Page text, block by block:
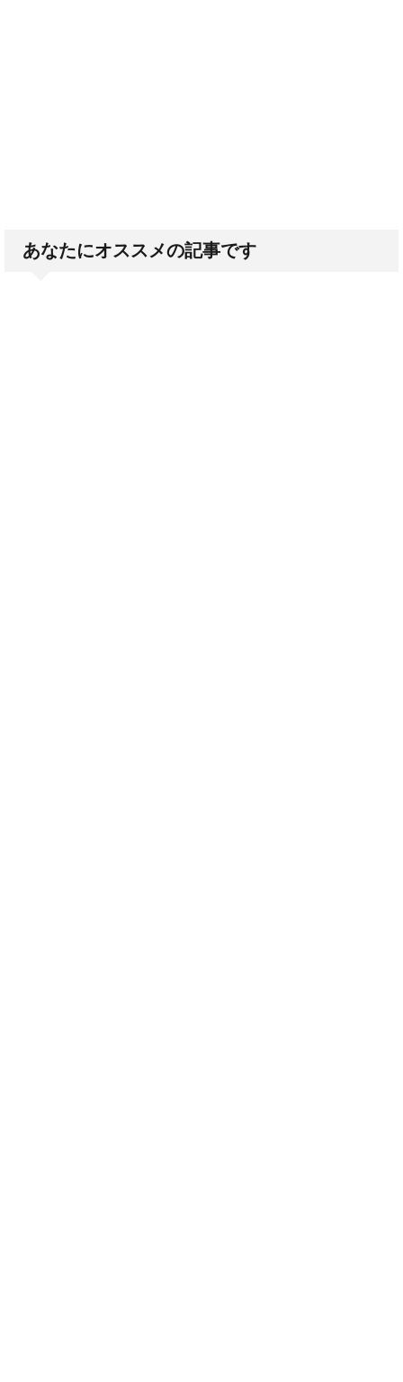
あなたにオススメの記事です